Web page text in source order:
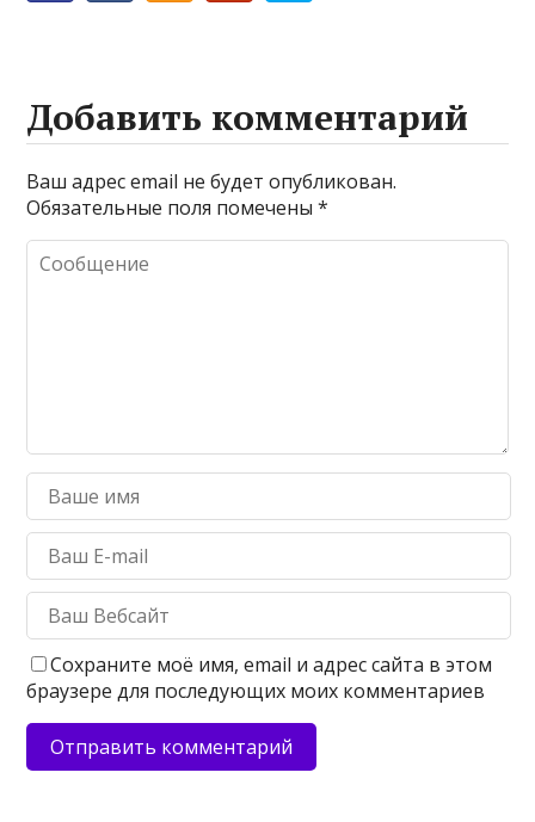
Добавить комментарий
Ваш адрес email не будет опубликован.
Обязательные поля помечены*
Сохраните моё имя, email и адрес сайта в этом
браузере для последующих моих комментариев